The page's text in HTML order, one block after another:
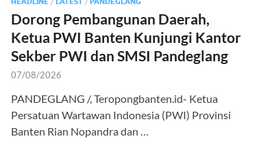
Dorong Pembangunan Daerah,
Ketua PWI Banten Kunjungi Kantor
Sekber PWI dan SMSI Pandeglang
07/08/2026
PANDEGLANG /, Teropongbanten.id- Ketua
Persatuan Wartawan Indonesia (PWI) Provinsi
Banten Rian Nopandra dan …